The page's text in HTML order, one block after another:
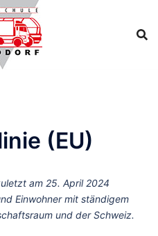
(EU)
am 25. April 2024
Einwohner mit ständigem
und der Schweiz.